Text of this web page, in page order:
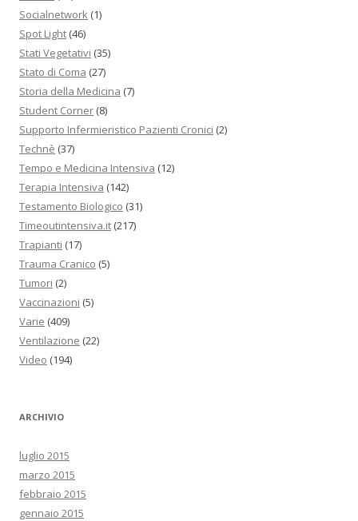
Socialnetwork (1)
Spot Light (46)
Stati Vegetativi (35)
Stato di Coma (27)
Storia della Medicina (7)
Student Corner (8)
Supporto Infermieristico Pazienti Cronici (2)
Technè (37)
Tempo e Medicina Intensiva (12)
Terapia Intensiva (142)
Testamento Biologico (31)
Timeoutintensiva.it (217)
Trapianti (17)
Trauma Cranico (5)
Tumori (2)
Vaccinazioni (5)
Varie (409)
Ventilazione (22)
Video (194)
ARCHIVIO
luglio 2015
marzo 2015
febbraio 2015
gennaio 2015